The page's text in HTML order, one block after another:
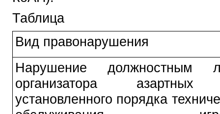
Таблица
Вид правонарушения
Нарушение должностным
организатора
установленного порядка